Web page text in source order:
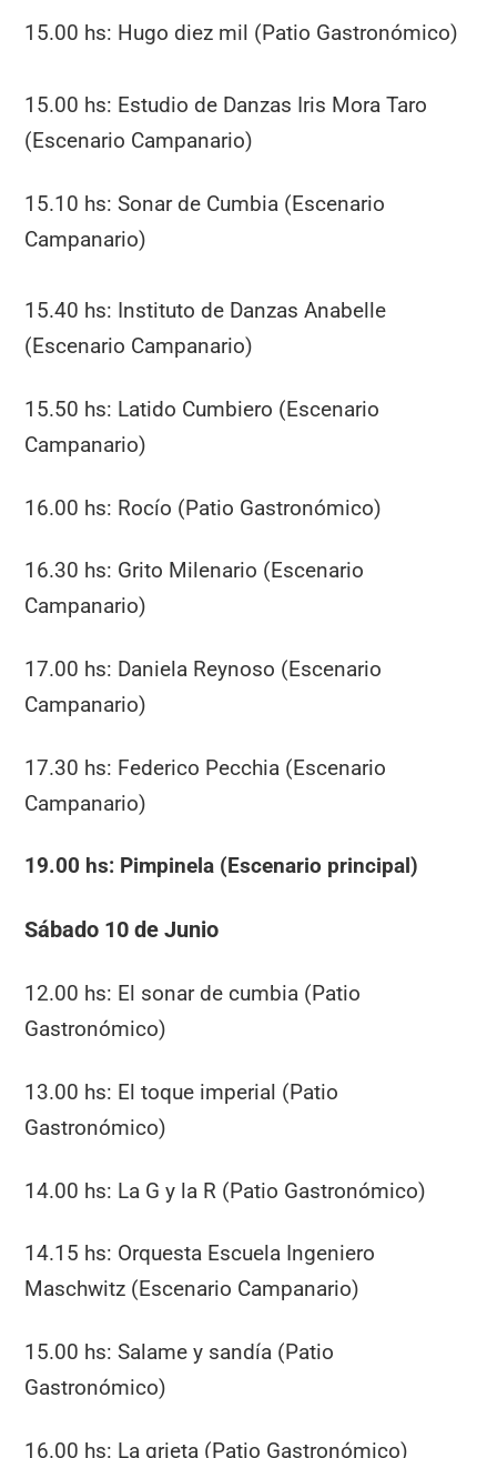
15.00 hs: Hugo diez mil (Patio Gastronómico)
15.00 hs: Estudio de Danzas Iris Mora Taro
(Escenario Campanario)
15.10 hs: Sonar de Cumbia (Escenario
Campanario)
15.40 hs: Instituto de Danzas Anabelle
(Escenario Campanario)
15.50 hs: Latido Cumbiero (Escenario
Campanario)
16.00 hs: Rocío (Patio Gastronómico)
16.30 hs: Grito Milenario (Escenario
Campanario)
17.00 hs: Daniela Reynoso (Escenario
Campanario)
17.30 hs: Federico Pecchia (Escenario
Campanario)
19.00 hs: Pimpinela (Escenario principal)
Sábado 10 de Junio
12.00 hs: El sonar de cumbia (Patio
Gastronómico)
13.00 hs: El toque imperial (Patio
Gastronómico)
14.00 hs: La G y la R (Patio Gastronómico)
14.15 hs: Orquesta Escuela Ingeniero
Maschwitz (Escenario Campanario)
15.00 hs: Salame y sandía (Patio
Gastronómico)
16.00 hs: La grieta (Patio Gastronómico)